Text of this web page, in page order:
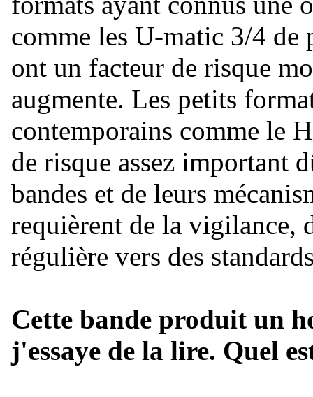
comme les U-matic 3/4 de
ont un facteur de risque
augmente. Les petits
contemporains comme le
de risque assez important
bandes et de leurs
requièrent de la vigilance,
régulière vers des
Cette bande produit un
j'essaye de la lire. Quel